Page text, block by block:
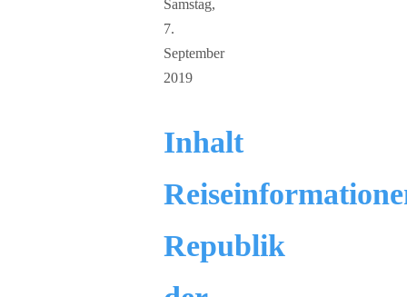
Samstag,
7.
September
2019
Inhalt
Republik